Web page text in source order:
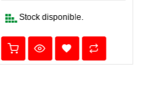
Stock disponible.